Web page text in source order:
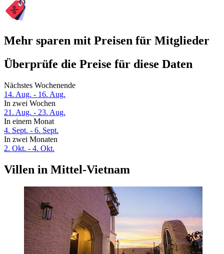
Mehr sparen mit Preisen für Mitglieder
Überprüfe die Preise für diese Daten
Nächstes Wochenende
14. Aug. - 16. Aug.
In zwei Wochen
21. Aug. - 23. Aug.
In einem Monat
4. Sept. - 6. Sept.
In zwei Monaten
2. Okt. - 4. Okt.
Villen in Mittel-Vietnam